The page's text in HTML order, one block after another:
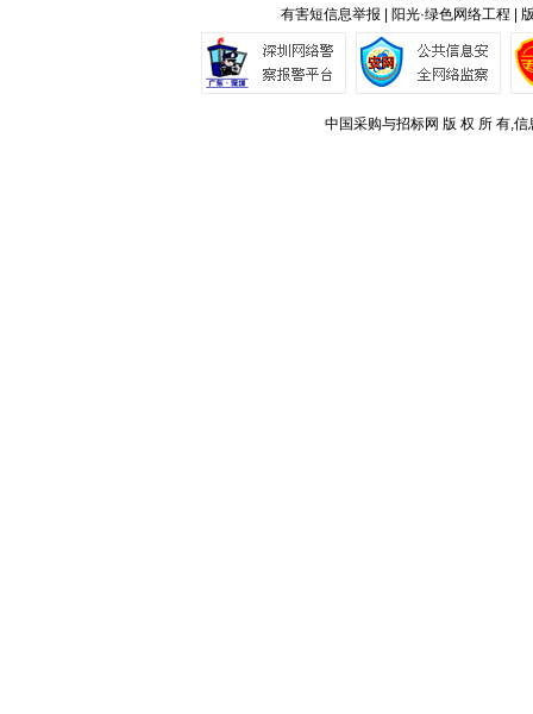
有害短信息举报 | 阳光·绿色网络工程 |
中国采购与招标网 版 权 所 有,